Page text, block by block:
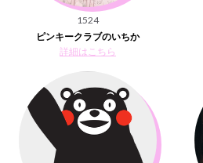
1524
ピンキークラブのいちか
詳細はこちら